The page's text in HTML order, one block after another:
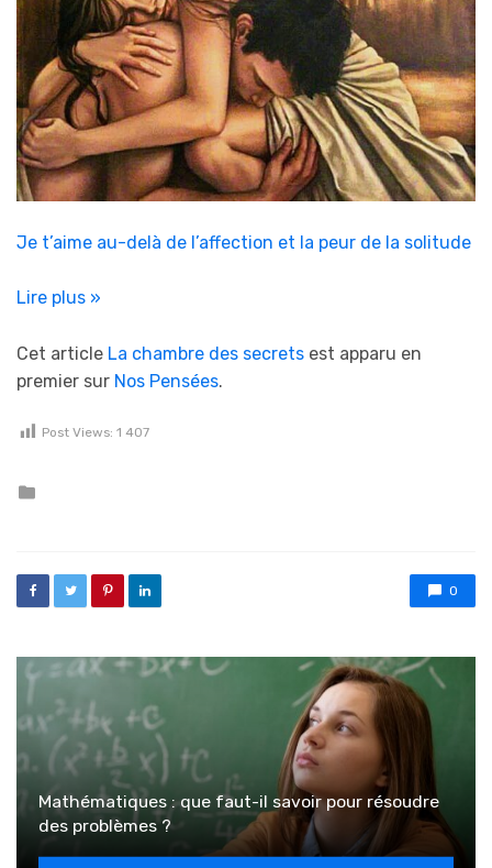
Je t’aime au-delà de l’affection et la peur de la solitude
Lire plus »
Cet article La chambre des secrets est apparu en
premier sur Nos Pensées.
Post Views: 1 407
0
Mathématiques : que faut-il savoir pour résoudre
des problèmes ?